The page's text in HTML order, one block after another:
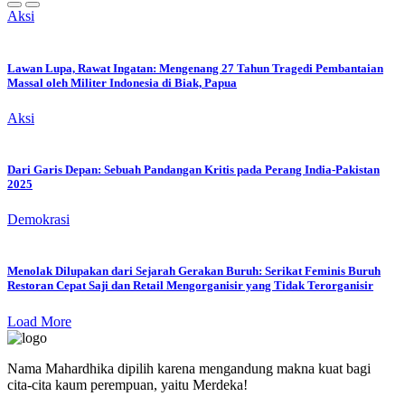
Aksi
Lawan Lupa, Rawat Ingatan: Mengenang 27 Tahun Tragedi Pembantaian
Massal oleh Militer Indonesia di Biak, Papua
Aksi
Dari Garis Depan: Sebuah Pandangan Kritis pada Perang India-Pakistan
2025
Demokrasi
Menolak Dilupakan dari Sejarah Gerakan Buruh: Serikat Feminis Buruh
Restoran Cepat Saji dan Retail Mengorganisir yang Tidak Terorganisir
Load More
Nama Mahardhika dipilih karena mengandung makna kuat bagi
cita-cita kaum perempuan, yaitu Merdeka!